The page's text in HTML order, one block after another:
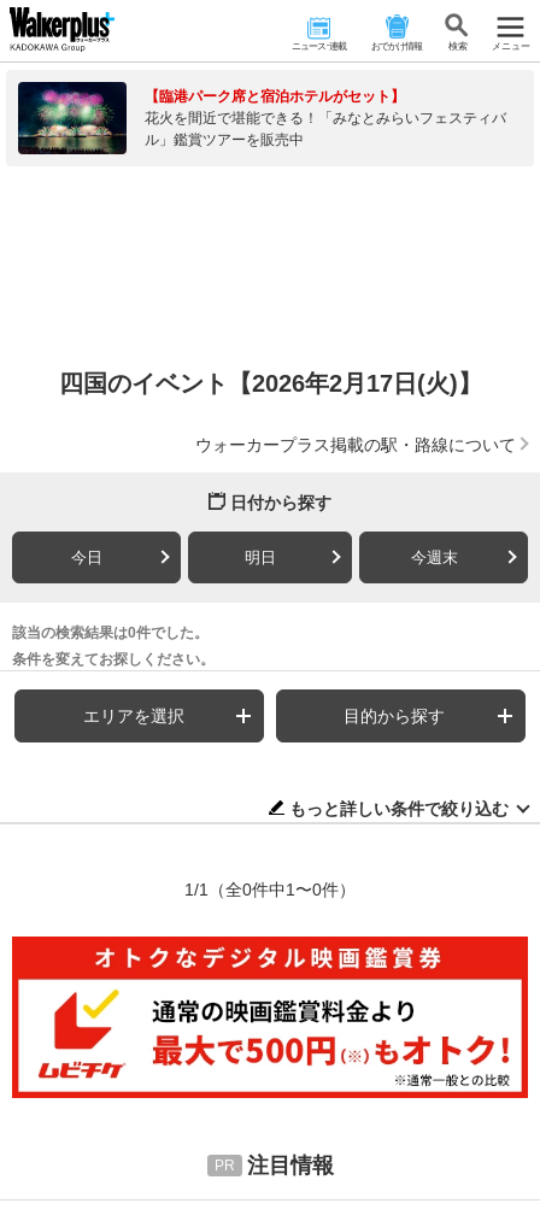
ニュース･連載 おでかけ情報 検 索 メニュー
【臨港パーク席と宿泊ホテルがセット】
花火を間近で堪能できる！「みなとみらいフェスティバ
ル」鑑賞ツアーを販売中
四国のイベント【2026年2月17日(火)】
ウォーカープラス掲載の駅・路線について
日付から探す
今日 明日 今週末
該当の検索結果は0件でした。
条件を変えてお探しください。
エリアを選択 目的から探す
もっと詳しい条件で絞り込む
1/1 （全0件中1〜0件）
注目情報